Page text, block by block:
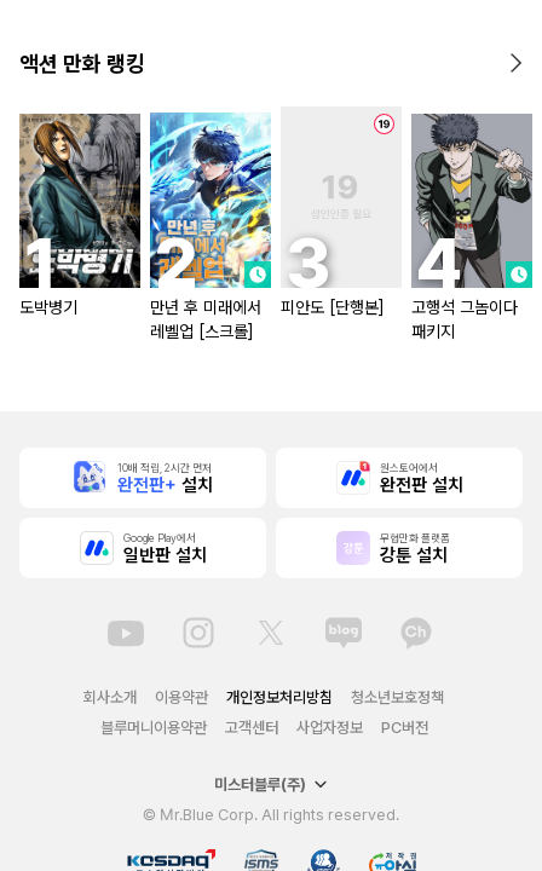
액션 만화 랭킹
도박병기
만년 후 미래에서
레벨업 [스크롤]
피안도 [단행본]
고행석 그놈이다
패키지
10배 적립, 2시간 먼저
완전판+ 설치
원스토어에서
완전판 설치
Google Play에서
일반판 설치
무협만화 플랫폼
강툰 설치
회사소개 이용약관 개인정보처리방침
청소년보호정책
블루머니이용약관
고객센터 사업자정보 PC버전
미스터블루(주)
© Mr.Blue Corp. All rights reserved.